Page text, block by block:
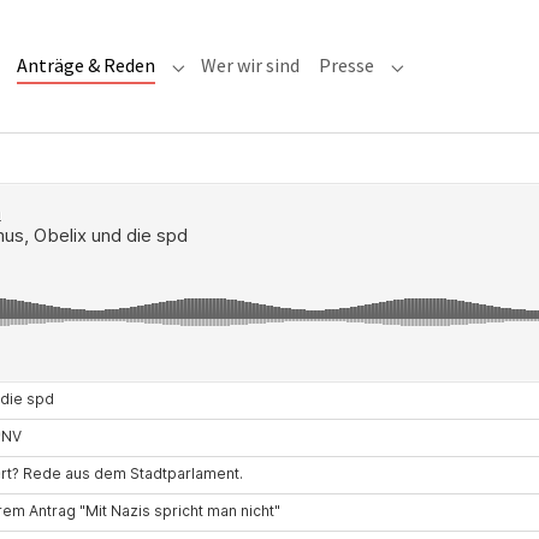
Anträge & Reden(current)
Submenu for "Anträge & Reden"
Wer wir sind Presse Submenu for